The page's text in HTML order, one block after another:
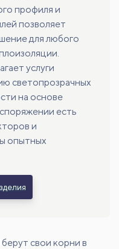
профиля и
позволяет
для любого
услуги
светопрозрачных
на основе
есть
и
опытных
свои корни в